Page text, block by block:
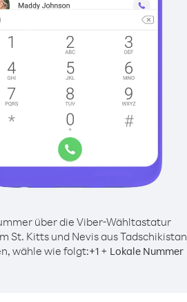
über die Viber-Wähltastatur
St. Kitts und Nevis aus Tadschikistan
wähle wie folgt:+1+ Lokale Nummer